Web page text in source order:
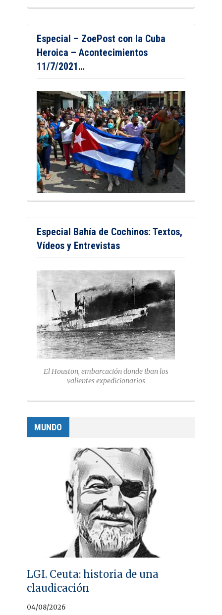
Especial – ZoePost con la Cuba
Heroica – Acontecimientos
11/7/2021…
Especial Bahía de Cochinos: Textos,
Vídeos y Entrevistas
El Houston, embarcación donde iban los
valientes expedicionarios
MUNDO
LGI. Ceuta: historia de una
claudicación
04/08/2026